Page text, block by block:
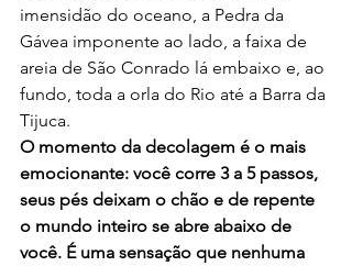
imensidão do oceano, a Pedra da
Gávea imponente ao lado, a faixa de
areia de São Conrado lá embaixo e, ao
fundo, toda a orla do Rio até a Barra da
Tijuca.
O momento da decolagem é o mais
emocionante: você corre 3 a 5 passos,
seus pés deixam o chão e de repente
o mundo inteiro se abre abaixo de
você. É uma sensação que nenhuma